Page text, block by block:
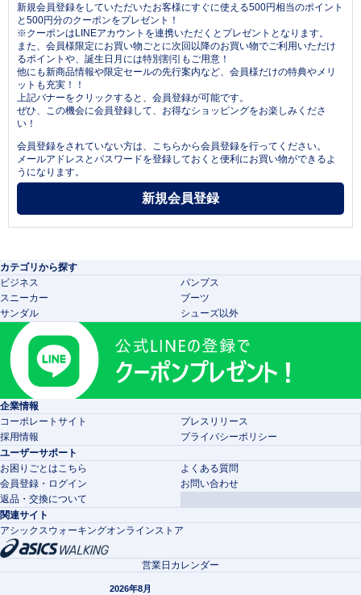
新規会員登録をしていただいたお客様にすぐに使える500円相当のポイント
と500円分のクーポンをプレゼント！
※クーポンはLINEアカウントを連携いただくとプレゼントとなります。
また、会員様限定にお買い物ごとに次回以降のお買い物でご利用いただけ
るポイントや、誕生日月には特別割引もご用意！
他にも新商品情報や限定セールの先行案内など、会員様だけの特典やメリ
ットも充実！！
上記バナーをクリックすると、会員登録が可能です。
ぜひ、この機会に会員登録して、お得なショッピングをお楽しみくださ
い！
会員登録をされていない方は、こちらから会員登録を行ってください。
メールアドレスとパスワードを登録しておくと便利にお買い物ができるよ
うになります。
カテゴリから探す
ビジネス
パンプス
スニーカー
ブーツ
サンダル
シューズ以外
企業情報
コーポレートサイト
プレスリリース
採用情報
プライバシーポリシー
ユーザーサポート
お困りごとはこちら
よくある質問
会員登録・ログイン
お問い合わせ
返品・交換について
関連サイト
アシックスウォーキングオンラインストア
営業日カレンダー
2026年8月